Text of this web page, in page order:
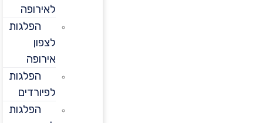
לאירופה
הפלגות
אירופה
הפלגות
לפיורדים
הפלגות